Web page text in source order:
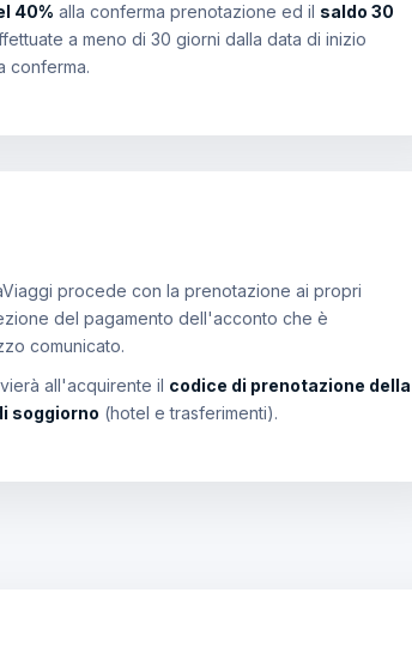
40% alla conferma prenotazione ed il saldo 30
a meno di 30 giorni dalla data di inizio
conferma.
procede con la prenotazione ai propri
del pagamento dell'acconto che è
comunicato.
all'acquirente il codice di prenotazione della
soggiorno (hotel e trasferimenti).